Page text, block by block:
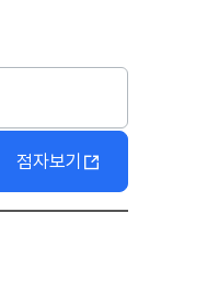
점자보기